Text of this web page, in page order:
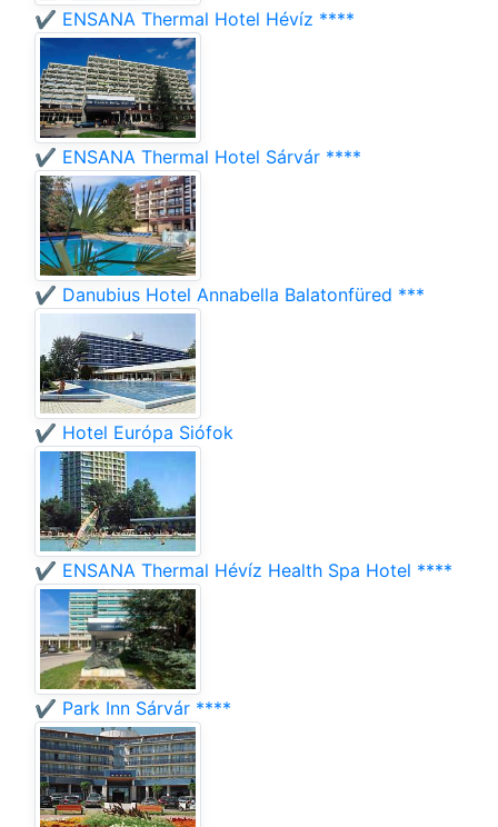
✔️ ENSANA Thermal Hotel Hévíz ****
✔️ ENSANA Thermal Hotel Sárvár ****
✔️ Danubius Hotel Annabella Balatonfüred ***
✔️ Hotel Európa Siófok
✔️ ENSANA Thermal Hévíz Health Spa Hotel ****
✔️ Park Inn Sárvár ****